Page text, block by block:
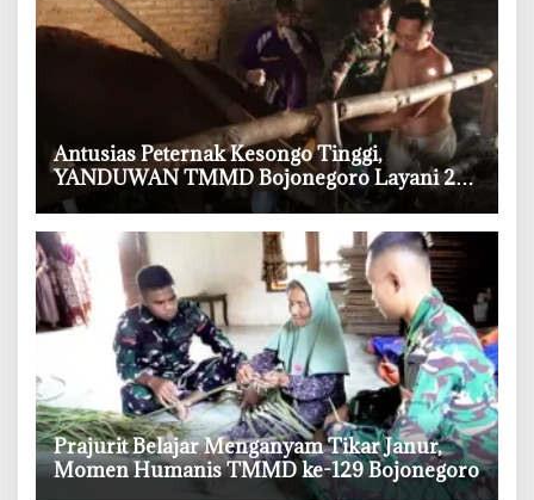
‎Antusias Peternak Kesongo Tinggi,
YANDUWAN TMMD Bojonegoro Layani 278
Ternak
‎Prajurit Belajar Menganyam Tikar Janur,
Momen Humanis TMMD ke-129 Bojonegoro